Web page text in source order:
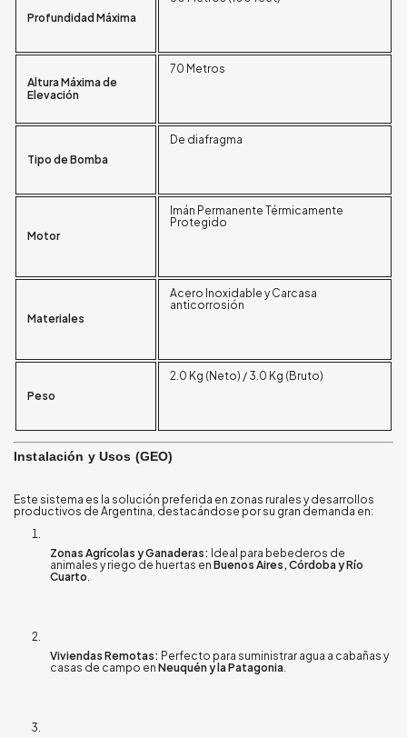
Profundidad Máxima
Altura Máxima de
Elevación
70 Metros
Tipo de Bomba
De diafragma
Motor
Imán Permanente Térmicamente
Protegido
Materiales
Acero Inoxidable y Carcasa
anticorrosión
Peso
2.0 Kg (Neto) / 3.0 Kg (Bruto)
Instalación y Usos (GEO)
Este sistema es la solución preferida en zonas rurales y desarrollos
productivos de Argentina, destacándose por su gran demanda en:
Zonas Agrícolas y Ganaderas: Ideal para bebederos de
animales y riego de huertas en Buenos Aires, Córdoba y Río
Cuarto
Viviendas Remotas: Perfecto para suministrar agua a cabañas y
casas de campo en Neuquén y la Patagonia